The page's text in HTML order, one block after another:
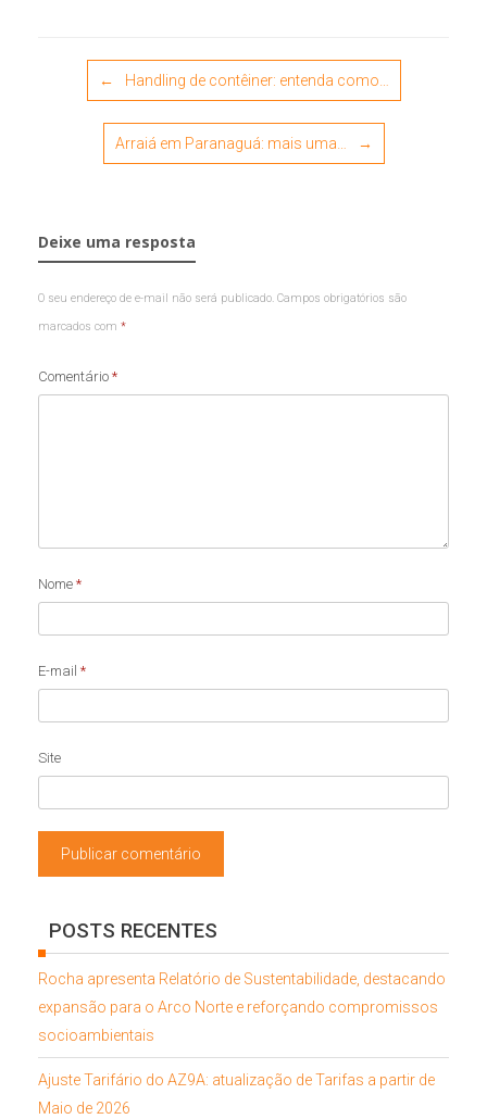
Post navigation
← Handling de contêiner: entenda como…
Arraiá em Paranaguá: mais uma… →
Deixe uma resposta
O seu endereço de e-mail não será publicado. Campos obrigatórios são
marcados com *
Comentário *
Nome *
E-mail *
Site
POSTS RECENTES
Rocha apresenta Relatório de Sustentabilidade, destacando
expansão para o Arco Norte e reforçando compromissos
socioambientais
Ajuste Tarifário do AZ9A: atualização de Tarifas a partir de
Maio de 2026